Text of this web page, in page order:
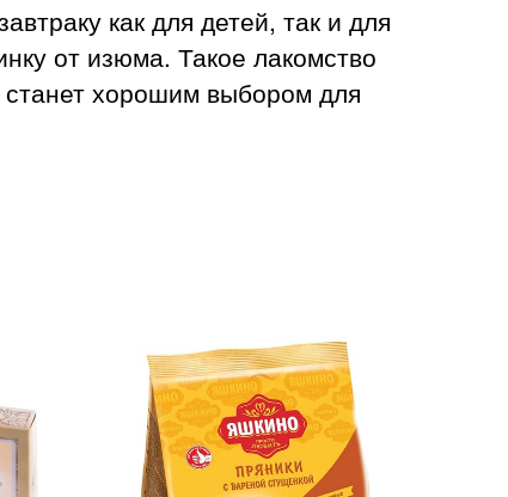
как для детей, так и для
от изюма. Такое лакомство
станет хорошим выбором для